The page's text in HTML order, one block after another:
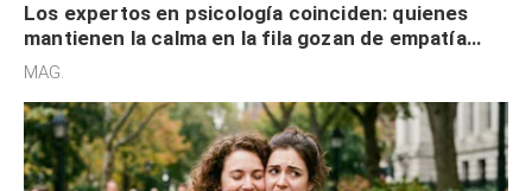
Los expertos en psicología coinciden: quienes
mantienen la calma en la fila gozan de empatía
cognitiva, gratitud y no solo tienen autocontrol
MAG.